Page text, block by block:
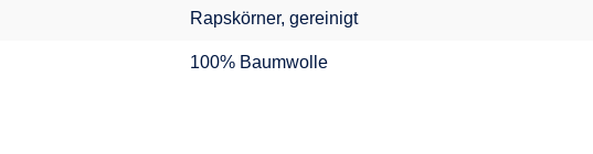
Rapskörner, gereinigt
100% Baumwolle